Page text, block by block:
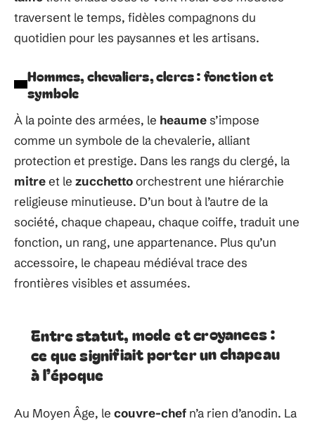
traversent le temps, fidèles compagnons du
quotidien pour les paysannes et les artisans.
Hommes, chevaliers, clercs : fonction et
symbole
À la pointe des armées, le heaumes’impose
comme un symbole de la chevalerie, alliant
protection et prestige. Dans les rangs du clergé, la
mitreet le zucchettoorchestrent une hiérarchie
religieuse minutieuse. D’un bout à l’autre de la
société, chaque chapeau, chaque coiffe, traduit une
fonction, un rang, une appartenance. Plus qu’un
accessoire, le chapeau médiéval trace des
frontières visibles et assumées.
Entre statut, mode et croyances :
ce que signifiait porter un chapeau
à l’époque
Au Moyen Âge, le couvre-chef n’a rien d’anodin. La